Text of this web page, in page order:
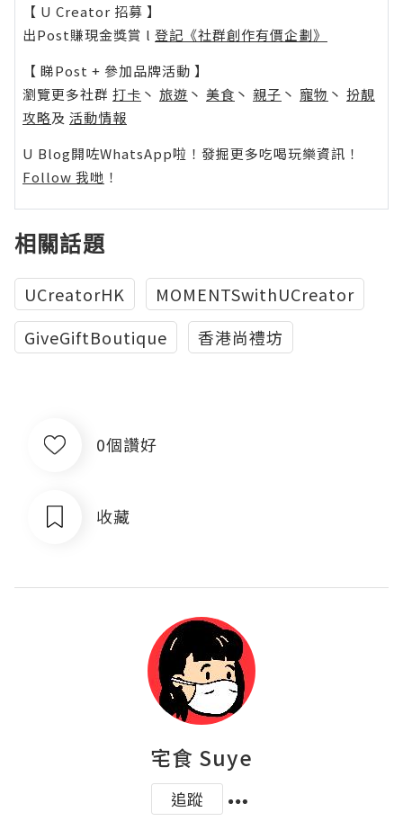
【 U Creator 招募 】
出Post賺現金獎賞 l 登記《社群創作有價企劃》
【 睇Post + 參加品牌活動 】
瀏覽更多社群 打卡 丶 旅遊 丶 美食 丶 親子 丶 寵物 丶 扮靚
攻略及 活動情報
U Blog開咗WhatsApp啦！發掘更多吃喝玩樂資訊！
Follow 我哋 ！
相關話題
UCreatorHK
MOMENTSwithUCreator
GiveGiftBoutique
香港尚禮坊
0個讚好
收藏
宅食 Suye
追蹤